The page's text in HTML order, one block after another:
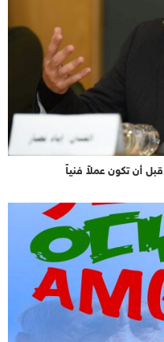
أن تكون عملاً فنياً